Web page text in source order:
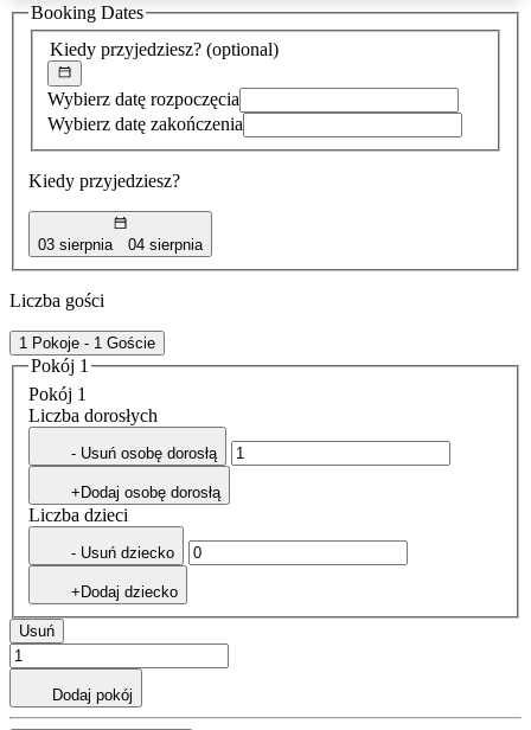
została
znaleziona
Kiedy przyjedziesz? (optional)
Wybierz datę rozpoczęcia
Wybierz datę zakończenia
Kiedy przyjedziesz?
03 sierpnia 04 sierpnia
Booking Dates
Liczba gości
1 Pokoje - 1 Goście
Pokój 1
Pokój 1
Liczba dorosłych
- Usuń osobę dorosłą
+Dodaj osobę dorosłą
Liczba dzieci
- Usuń dziecko
+Dodaj dziecko
Usuń
Dodaj pokój